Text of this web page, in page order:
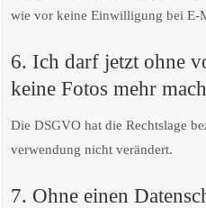
wie vor keine Einwilligung bei E-
6. Ich darf jetzt ohne
keine Fotos mehr
Die DSGVO hat die Rechtslage
verwendung nicht verändert.
7. Ohne einen